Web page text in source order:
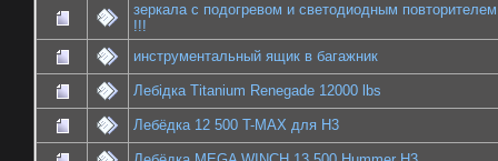
зеркала с подогревом и светодиодным повторителем
!!!
инструментальный ящик в багажник
Лебідка Titanium Renegade 12000 lbs
Лебёдка 12 500 T-MAX для Н3